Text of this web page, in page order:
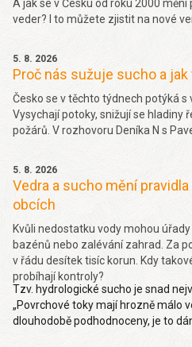
A jak se v Česku od roku 2000
veder? I to můžete zjistit na nové
5. 8. 2026
Proč nás sužuje sucho a jak
Česko se v těchto týdnech potýká s
Vysychají potoky, snižují se hladiny
požárů. V rozhovoru Deníka N s
problém je málo vody v řekách. Více
5. 8. 2026
Vedra a sucho mění
obcích
Kvůli nedostatku vody mohou
bazénů nebo zalévání zahrad. Za
v řádu desítek tisíc korun. Kdy
probíhají kontroly?
Tzv. hydrologické sucho je snad
„Povrchové toky mají hrozně málo
dlouhodobě podhodnoceny, je to